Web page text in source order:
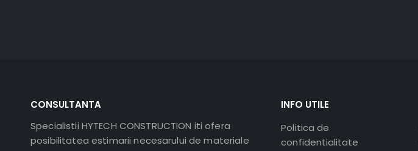
CONSULTANTA
Specialistii HYTECH CONSTRUCTION iti ofera
posibilitatea estimarii necesarului de materiale
INFO UTILE
Politica de
confidentialitate